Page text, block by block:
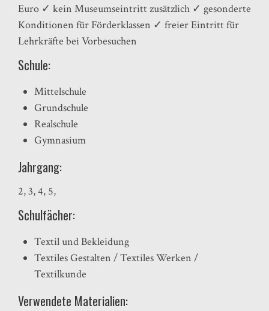
Euro ✓ kein Museumseintritt zusätzlich ✓ gesonderte
Konditionen für Förderklassen ✓ freier Eintritt für
Lehrkräfte bei Vorbesuchen
Schule:
Mittelschule
Grundschule
Realschule
Gymnasium
Jahrgang:
2,3,4, 5,
Schulfächer:
Textil und Bekleidung
Textiles Gestalten / Textiles Werken /
Textilkunde
Verwendete Materialien: